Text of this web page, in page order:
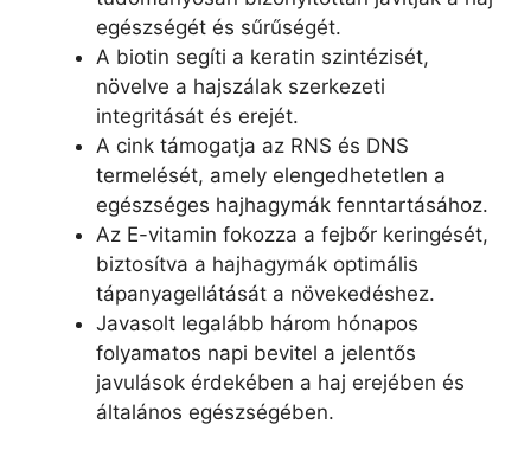
egészségét és sűrűségét.
A biotin segíti a keratin szintézisét,
növelve a hajszálak szerkezeti
integritását és erejét.
A cink támogatja az RNS és DNS
termelését, amely elengedhetetlen a
egészséges hajhagymák fenntartásához.
Az E-vitamin fokozza a fejbőr keringését,
biztosítva a hajhagymák optimális
tápanyagellátását a növekedéshez.
Javasolt legalább három hónapos
folyamatos napi bevitel a jelentős
javulások érdekében a haj erejében és
általános egészségében.